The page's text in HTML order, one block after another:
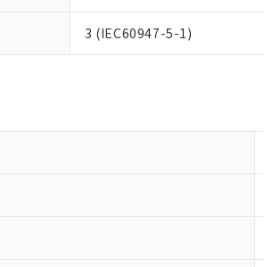
3 (IEC60947-5-1)
り割愛しております。